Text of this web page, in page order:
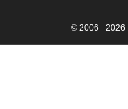
© 2006 - 2026